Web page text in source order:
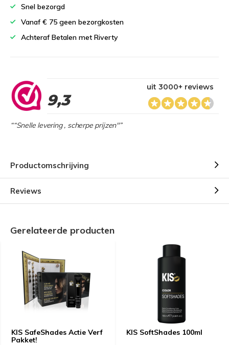
Snel bezorgd
Vanaf € 75 geen bezorgkosten
Achteraf Betalen met Riverty
9,3
uit 3000+ reviews
““Snelle levering , scherpe prijzen"”
Productomschrijving
Reviews
Gerelateerde producten
KIS SafeShades Actie Verf
Pakket!
KIS SoftShades 100ml